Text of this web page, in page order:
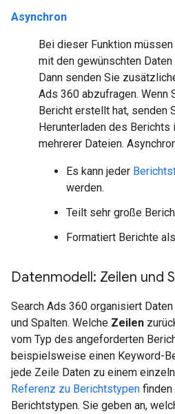
Asynchron
Bei dieser Funktion
mit den gewünschten
Dann senden Sie
Ads 360 abzufragen. Wenn
Bericht erstellt hat, senden
Herunterladen des Berichts
mehrerer Dateien.
Es kann jeder
werden.
Teilt sehr große
Formatiert Berichte
Datenmodell: Zeilen und
Search Ads 360 organisiert
und Spalten. Welche Zeilen
vom Typ des angeforderten
beispielsweise einen Keyword-
jede Zeile Daten zu einem
Referenz zu Berichtstypen
Berichtstypen. Sie geben an,